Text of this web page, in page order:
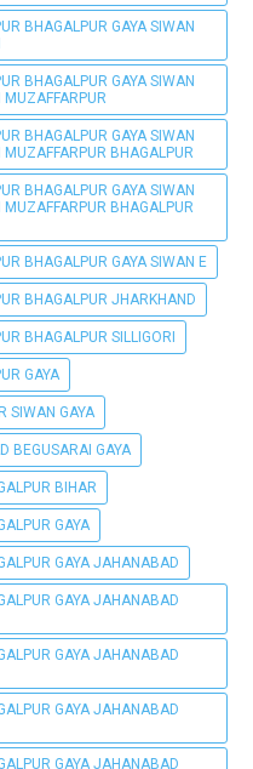
BHAGALPUR GAYA SIWAN
BHAGALPUR GAYA SIWAN
BHAGALPUR GAYA SIWAN
BHAGALPUR
BHAGALPUR GAYA SIWAN
BHAGALPUR
BHAGALPUR GAYA SIWAN E
BHAGALPUR JHARKHAND
BHAGALPUR SILLIGORI
GAYA
SIWAN GAYA
BEGUSARAI GAYA
BIHAR
GAYA
GAYA JAHANABAD
GAYA JAHANABAD
GAYA JAHANABAD
GAYA JAHANABAD
GAYA JAHANABAD